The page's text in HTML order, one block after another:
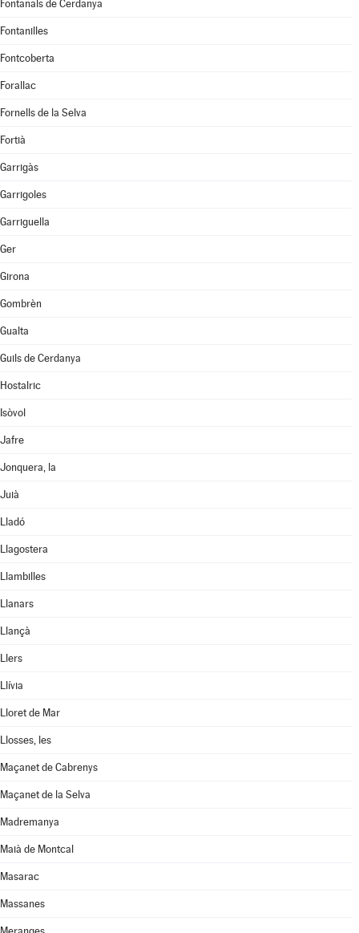
Fontanals de Cerdanya
Fontanilles
Fontcoberta
Forallac
Fornells de la Selva
Fortià
Garrigàs
Garrigoles
Garriguella
Ger
Girona
Gombrèn
Gualta
Guils de Cerdanya
Hostalric
Isòvol
Jafre
Jonquera, la
Juià
Lladó
Llagostera
Llambilles
Llanars
Llançà
Llers
Llívia
Lloret de Mar
Llosses, les
Maçanet de Cabrenys
Maçanet de la Selva
Madremanya
Maià de Montcal
Masarac
Massanes